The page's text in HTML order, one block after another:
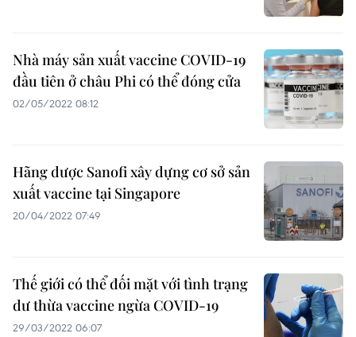
Nhà máy sản xuất vaccine COVID-19
đầu tiên ở châu Phi có thể đóng cửa
02/05/2022 08:12
Hãng dược Sanofi xây dựng cơ sở sản
xuất vaccine tại Singapore
20/04/2022 07:49
Thế giới có thể đối mặt với tình trạng
dư thừa vaccine ngừa COVID-19
29/03/2022 06:07